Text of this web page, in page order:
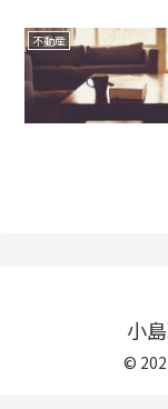
不動産
小
©